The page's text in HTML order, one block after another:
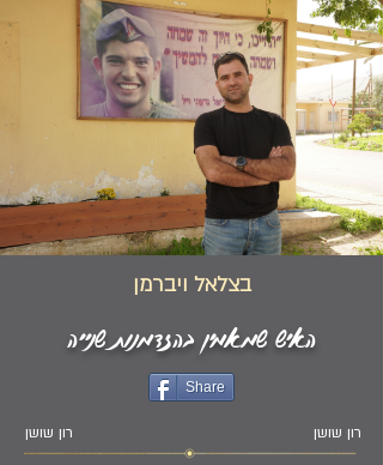
בצלאל ויברמן
האיש שמאמין בהזדמנות שנייה
Share
רון שושן רון שושן